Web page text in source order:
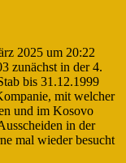
2025 um 20:22
zunächst in der 4.
bis 31.12.1999
mit welcher
und im Kosovo
in der
mal wieder besucht